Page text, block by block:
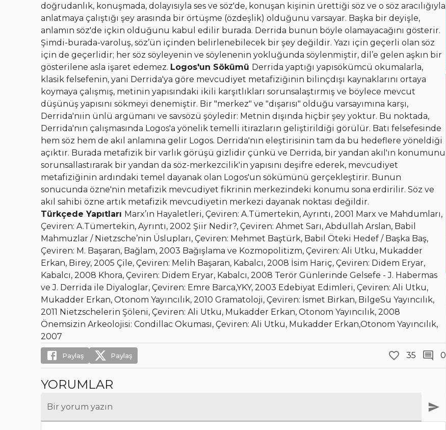
doğrudanlık, konuşmada, dolayısıyla ses ve söz'de, konuşan kişinin ürettiği söz ve o söz aracılığıyla
anlatmaya çalıştığı şey arasında bir örtüşme (özdeşlik) olduğunu varsayar. Başka bir deyişle,
anlamın söz'de içkin olduğunu kabul edilir burada. Derrida bunun böyle olamayacağını gösterir.
Şimdi-burada-varoluş, söz’ün içinden belirlenebilecek bir şey değildir. Yazı için geçerli olan söz
için de geçerlidir; her söz söyleyenin ve söylenenin yokluğunda söylenmiştir, dil’e gelen aşkın bir
gösterilene asla işaret edemez. Logos'un Sökümü Derrida yaptığı yapısökümcü okumalarla,
klasik felsefenin, yani Derrida'ya göre mevcudiyet metafiziğinin bilinçdışı kaynaklarını ortaya
koymaya çalışmış, metinin yapısındaki ikili karşıtlıkları sorunsalaştırmış ve böylece mevcut
düşünüş yapısını sökmeyi denemiştir. Bir "merkez" ve "dışarısı" olduğu varsayımına karşı,
Derrida'nıin ünlü argümanı ve savsözü şöyledir: Metnin dışında hiçbir şey yoktur. Bu noktada,
Derrida'nın çalışmasında Logos'a yönelik temelli itirazların geliştirildiği görülür. Batı felsefesinde
hem söz hem de akıl anlamına gelir Logos. Derrida'nın eleştirisinin tam da bu hedeflere yöneldiği
açıktır. Burada metafizik bir varlık görüşü gizlidir çünkü ve Derrida, bir yandan akıl'ın konumunu
sorunsallastırarak bir yandan da söz-merkezcilik'in yapısını deşifre ederek, mevcudiyet
metafiziğinin ardındaki temel dayanak olan Logos'un sökümünü gerçekleştirir. Bunun
sonucunda özne'nin metafizik mevcudiyet fikrinin merkezindeki konumu sona erdirilir. Söz ve
akıl sahibi özne artık metafizik mevcudiyetin merkezi dayanak noktası değildir.
Türkçede Yapıtları Marx’ın Hayaletleri, Çeviren: A.Tümertekin, Ayrıntı, 2001 Marx ve Mahdumları,
Çeviren: A.Tümertekin, Ayrıntı, 2002 Şiir Nedir?, Çeviren: Ahmet Sarı, Abdullah Arslan, Babil
Mahmuzlar / Nietzsche’nin Üslupları, Çeviren: Mehmet Baştürk, Babil Öteki Hedef / Başka Baş,
Çeviren: M. Başaran, Bağlam, 2003 Bağışlama ve Kozmopolitizm, Çeviren: Ali Utku, Mukadder
Erkan, Birey, 2005 Çile, Çeviren: Melih Başaran, Kabalcı, 2008 İsim Hariç, Çeviren: Didem Eryar,
Kabalcı, 2008 Khora, Çeviren: Didem Eryar, Kabalcı, 2008 Terör Günlerinde Gelsefe - J. Habermas
ve J. Derrida ile Diyaloglar, Çeviren: Emre Barca,YKY, 2003 Edebiyat Edimleri, Çeviren: Ali Utku,
Mukadder Erkan, Otonom Yayıncılık, 2010 Gramatoloji, Çeviren: İsmet Birkan, BilgeSu Yayıncılık,
2011 Nietzschelerin Şöleni, Çeviren: Ali Utku, Mukadder Erkan, Otonom Yayıncılık, 2008
Önemsizin Arkeolojisi: Condillac Okuması, Çeviren: Ali Utku, Mukadder Erkan,Otonom Yayıncılık,
2007
Paylaş Paylaş 35 0
YORUMLAR
Bir yorum yazın